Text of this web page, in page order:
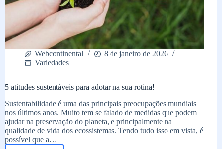
Webcontinental
8 de janeiro de 2026
Variedades
5 atitudes sustentáveis para adotar na sua rotina!
Sustentabilidade é uma das principais preocupações mundiais
nos últimos anos. Muito tem se falado de medidas que podem
ajudar na preservação do planeta, e principalmente na
qualidade de vida dos ecossistemas. Tendo tudo isso em vista, é
possível que a…